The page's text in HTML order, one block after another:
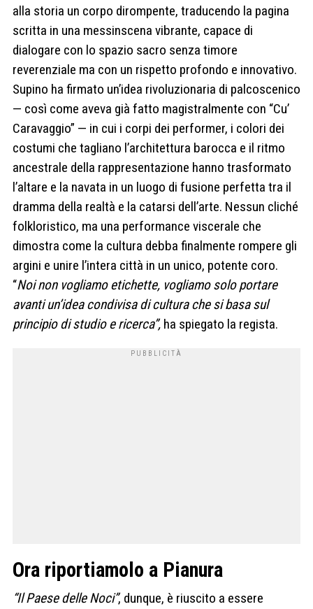
alla storia un corpo dirompente, traducendo la pagina
scritta in una messinscena vibrante, capace di
dialogare con lo spazio sacro senza timore
reverenziale ma con un rispetto profondo e innovativo.
Supino ha firmato un’idea rivoluzionaria di palcoscenico
— così come aveva già fatto magistralmente con “Cu’
Caravaggio” — in cui i corpi dei performer, i colori dei
costumi che tagliano l’architettura barocca e il ritmo
ancestrale della rappresentazione hanno trasformato
l’altare e la navata in un luogo di fusione perfetta tra il
dramma della realtà e la catarsi dell’arte. Nessun cliché
folkloristico, ma una performance viscerale che
dimostra come la cultura debba finalmente rompere gli
argini e unire l’intera città in un unico, potente coro.
“Noi non vogliamo etichette, vogliamo solo portare
avanti un’idea condivisa di cultura che si basa sul
principio di studio e ricerca”, ha spiegato la regista.
Ora riportiamolo a Pianura
“Il Paese delle Noci”, dunque, è riuscito a essere